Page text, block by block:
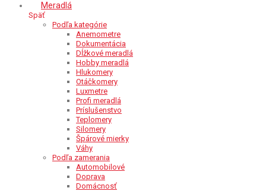
Meradlá
Späť
Podľa kategórie
Anemometre
Dokumentácia
Dĺžkové meradlá
Hobby meradlá
Hlukomery
Otáčkomery
Luxmetre
Profi meradlá
Príslušenstvo
Teplomery
Silomery
Špárové mierky
Váhy
Podľa zamerania
Automobilové
Doprava
Domácnosť